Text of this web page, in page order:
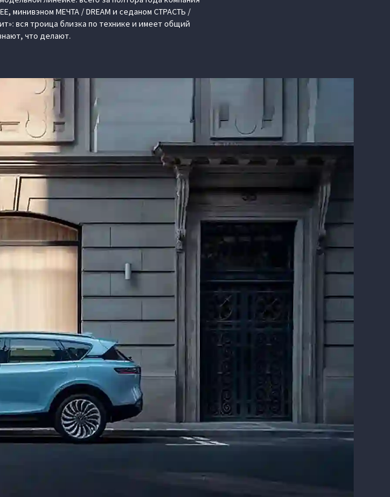
минивэном МЕЧТА / DREAM и седаном СТРАСТЬ /
вся троица близка по технике и имеет общий
что делают.